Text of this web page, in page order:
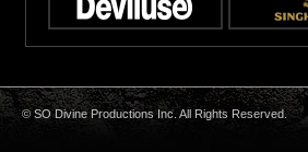
© SO Divine Productions Inc. All Rights Reserved.